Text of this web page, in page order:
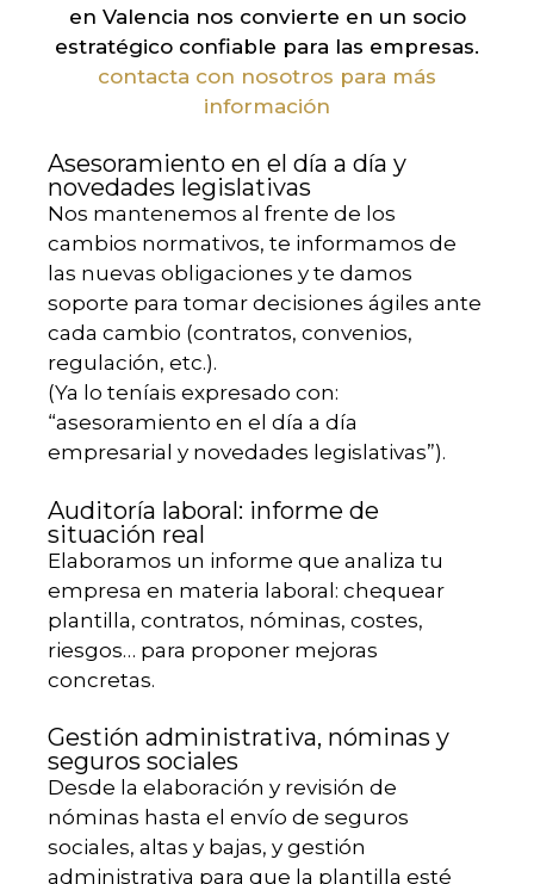
en Valencia nos convierte en un socio
estratégico confiable para las empresas.
contacta con nosotros para más
información
Asesoramiento en el día a día y
novedades legislativas
Nos mantenemos al frente de los
cambios normativos, te informamos de
las nuevas obligaciones y te damos
soporte para tomar decisiones ágiles ante
cada cambio (contratos, convenios,
regulación, etc.).
(Ya lo teníais expresado con:
“asesoramiento en el día a día
empresarial y novedades legislativas”).
Auditoría laboral: informe de
situación real
Elaboramos un informe que analiza tu
empresa en materia laboral: chequear
plantilla, contratos, nóminas, costes,
riesgos… para proponer mejoras
concretas.
Gestión administrativa, nóminas y
seguros sociales
Desde la elaboración y revisión de
nóminas hasta el envío de seguros
sociales, altas y bajas, y gestión
administrativa para que la plantilla esté